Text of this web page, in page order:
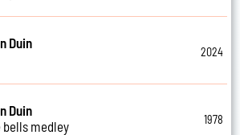
Duin
2024
Duin
medley
1978